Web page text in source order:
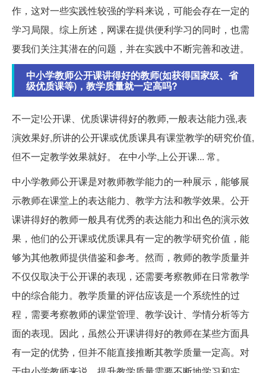
作，这对一些实践性较强的学科来说，可能会存在一定的
学习局限。综上所述，网课在提供便利学习的同时，也需
要我们关注其潜在的问题，并在实践中不断完善和改进。
中小学教师公开课讲得好的教师(如获得国家级、省
级优质课等)，教学质量就一定高吗?
不一定!公开课、优质课讲得好的教师,一般表达能力强,表
演效果好,所讲的公开课或优质课具有课堂教学的研究价值,
但不一定教学效果就好。 在中小学,上公开课... 常。
中小学教师公开课是对教师教学能力的一种展示，能够展
示教师在课堂上的表达能力、教学方法和教学效果。公开
课讲得好的教师一般具有优秀的表达能力和出色的演示效
果，他们的公开课或优质课具有一定的教学研究价值，能
够为其他教师提供借鉴和参考。然而，教师的教学质量并
不仅仅取决于公开课的表现，还需要考察教师在日常教学
中的综合能力。教学质量的评估应该是一个系统性的过
程，需要考察教师的课堂管理、教学设计、学情分析等方
面的表现。因此，虽然公开课讲得好的教师在某些方面具
有一定的优势，但并不能直接推断其教学质量一定高。对